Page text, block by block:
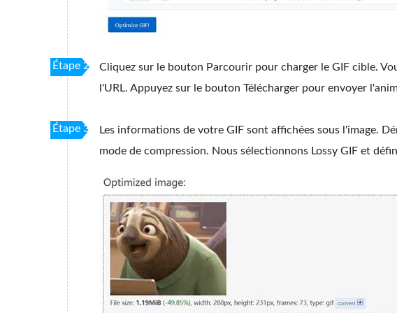
Étape 2
Cliquez sur le bouton Parcourir pour charger le GIF cible.
l'URL. Appuyez sur le bouton Télécharger pour envoyer
Étape 3
Les informations de votre GIF sont affichées sous l'image.
mode de compression. Nous sélectionnons Lossy GIF et